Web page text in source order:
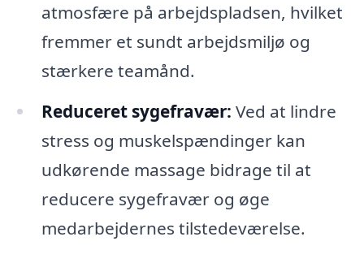
atmosfære på arbejdspladsen, hvilket
fremmer et sundt arbejdsmiljø og
stærkere teamånd.
Reduceret sygefravær: Ved at lindre
stress og muskelspændinger kan
udkørende massage bidrage til at
reducere sygefravær og øge
medarbejdernes tilstedeværelse.